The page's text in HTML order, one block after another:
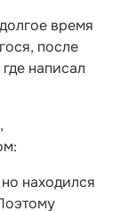
долгое время
после
написал
находился